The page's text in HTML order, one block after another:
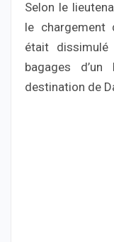
Selon le
le chargement
était
bagages
destination de